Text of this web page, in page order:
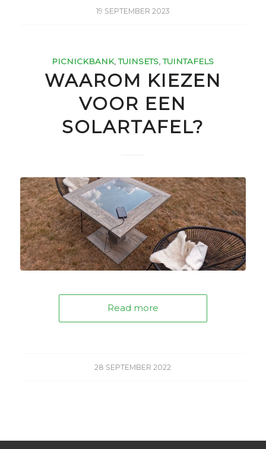
19 SEPTEMBER 2023
PICNICKBANK,TUINSETS,TUINTAFELS
WAAROM KIEZEN
VOOR EEN
SOLARTAFEL?
Read more
28 SEPTEMBER 2022